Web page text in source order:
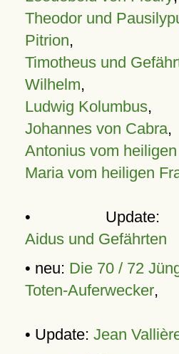
Theodor und
Pitrion,
Timotheus und
Wilhelm,
Ludwig Kolumbus,
Johannes von Cabra,
Antonius vom
Maria vom heiligen
•
Aidus und Gefährten
• neu: Die 70 / 72
Toten-Auferwecker,
• Update: Jean